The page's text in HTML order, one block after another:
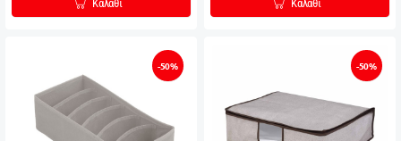
Καλάθι Καλάθι
-50% -50%